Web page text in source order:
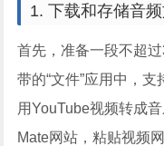
1. 下载和存储音
首先，准备一段不超
带的“文件”应用中，
用YouTube视频转成
Mate网站，粘贴视频